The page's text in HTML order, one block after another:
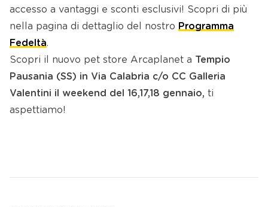
accesso a vantaggi e sconti esclusivi! Scopri di più
nella pagina di dettaglio del nostro Programma
Fedeltà.
Scopri il nuovo pet store Arcaplanet a Tempio
Pausania (SS) in Via Calabria c/o CC Galleria
Valentini il weekend del 16,17,18 gennaio, ti
aspettiamo!